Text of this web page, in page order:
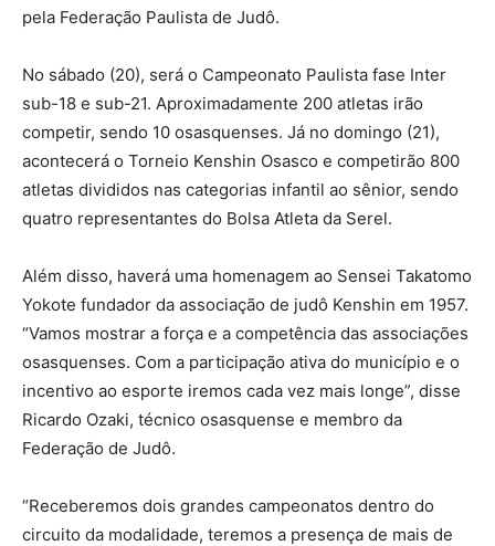
pela Federação Paulista de Judô.
No sábado (20), será o Campeonato Paulista fase Inter
sub-18 e sub-21. Aproximadamente 200 atletas irão
competir, sendo 10 osasquenses. Já no domingo (21),
acontecerá o Torneio Kenshin Osasco e competirão 800
atletas divididos nas categorias infantil ao sênior, sendo
quatro representantes do Bolsa Atleta da Serel.
Além disso, haverá uma homenagem ao Sensei Takatomo
Yokote fundador da associação de judô Kenshin em 1957.
“Vamos mostrar a força e a competência das associações
osasquenses. Com a participação ativa do município e o
incentivo ao esporte iremos cada vez mais longe”, disse
Ricardo Ozaki, técnico osasquense e membro da
Federação de Judô.
“Receberemos dois grandes campeonatos dentro do
circuito da modalidade, teremos a presença de mais de